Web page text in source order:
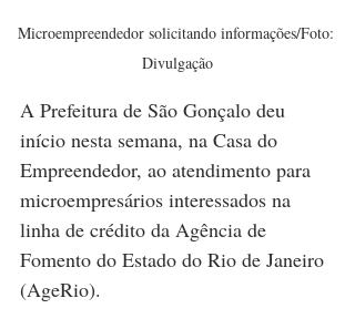
Microempreendedor solicitando informações/Foto:
Divulgação
A Prefeitura de São Gonçalo deu
início nesta semana, na Casa do
Empreendedor, ao atendimento para
microempresários interessados na
linha de crédito da Agência de
Fomento do Estado do Rio de Janeiro
(AgeRio).